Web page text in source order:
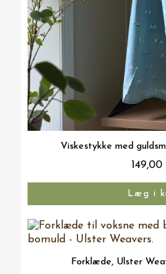
Vis
Viskestykke med
149,00
Læg i
Vis
Forklæde, Ulster